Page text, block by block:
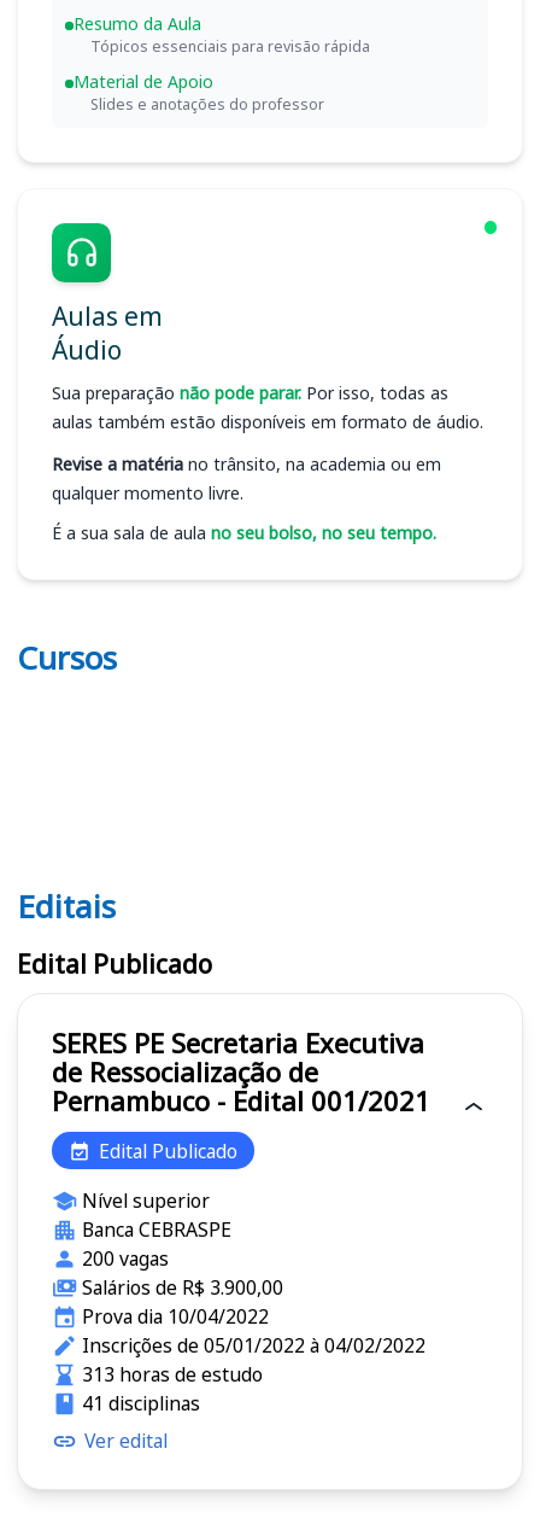
Resumo da Aula
Tópicos essenciais para revisão rápida
Material de Apoio
Slides e anotações do professor
Aulas em
Áudio
Sua preparação não pode parar. Por isso, todas as
aulas também estão disponíveis em formato de áudio.
Revise a matéria no trânsito, na academia ou em
qualquer momento livre.
É a sua sala de aula no seu bolso, no seu tempo.
Cursos
Editais SERES PE
Editais
Edital Publicado
SERES PE Secretaria Executiva
de Ressocialização de
Pernambuco - Edital 001/2021
Edital Publicado
Nível superior
Banca CEBRASPE
200 vagas
Salários de R$ 3.900,00
Prova dia 10/04/2022
Inscrições de 05/01/2022 à 04/02/2022
313 horas de estudo
41 disciplinas
Ver edital